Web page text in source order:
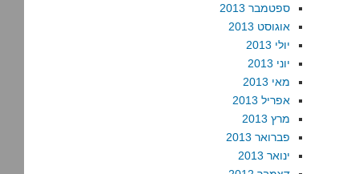
ספטמבר 2013
אוגוסט 2013
יולי 2013
יוני 2013
מאי 2013
אפריל 2013
מרץ 2013
פברואר 2013
ינואר 2013